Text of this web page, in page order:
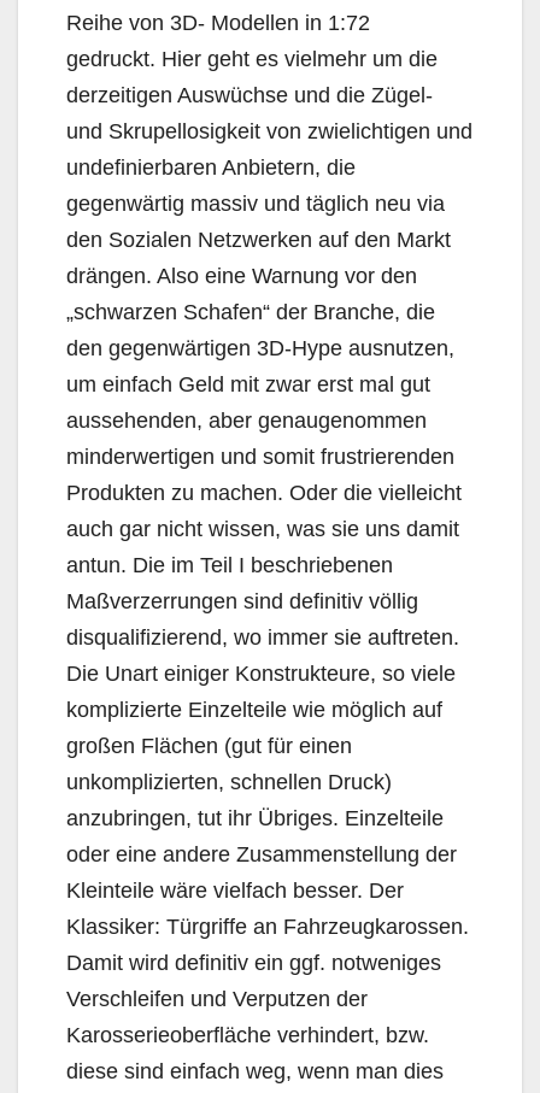
Reihe von 3D- Modellen in 1:72
gedruckt. Hier geht es vielmehr um die
derzeitigen Auswüchse und die Zügel-
und Skrupellosigkeit von zwielichtigen und
undefinierbaren Anbietern, die
gegenwärtig massiv und täglich neu via
den Sozialen Netzwerken auf den Markt
drängen. Also eine Warnung vor den
„schwarzen Schafen“ der Branche, die
den gegenwärtigen 3D-Hype ausnutzen,
um einfach Geld mit zwar erst mal gut
aussehenden, aber genaugenommen
minderwertigen und somit frustrierenden
Produkten zu machen. Oder die vielleicht
auch gar nicht wissen, was sie uns damit
antun. Die im Teil I beschriebenen
Maßverzerrungen sind definitiv völlig
disqualifizierend, wo immer sie auftreten.
Die Unart einiger Konstrukteure, so viele
komplizierte Einzelteile wie möglich auf
großen Flächen (gut für einen
unkomplizierten, schnellen Druck)
anzubringen, tut ihr Übriges. Einzelteile
oder eine andere Zusammenstellung der
Kleinteile wäre vielfach besser. Der
Klassiker: Türgriffe an Fahrzeugkarossen.
Damit wird definitiv ein ggf. notweniges
Verschleifen und Verputzen der
Karosserieoberfläche verhindert, bzw.
diese sind einfach weg, wenn man dies